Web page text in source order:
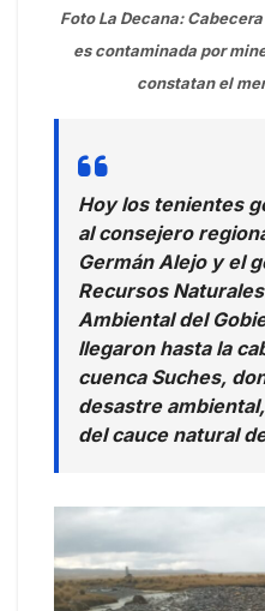
Foto La Decana:
es contaminada por
constatan el
Hoy los tenientes
al consejero
Germán Alejo y el
Recursos
Ambiental del
llegaron hasta la
cuenca Suches,
desastre
del cauce natural